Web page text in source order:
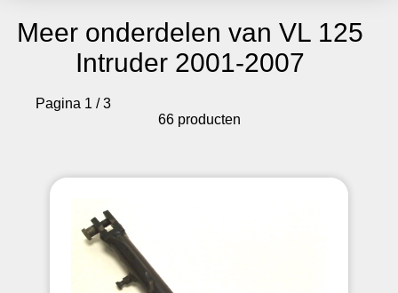
Meer onderdelen van VL 125
Intruder 2001-2007
Pagina 1 / 3
66 producten